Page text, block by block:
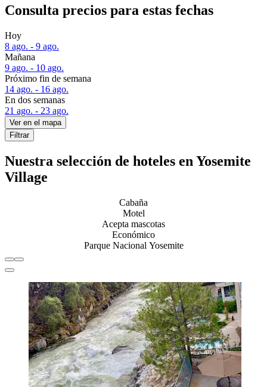
Consulta precios para estas fechas
Hoy
8 ago. - 9 ago.
Mañana
9 ago. - 10 ago.
Próximo fin de semana
14 ago. - 16 ago.
En dos semanas
21 ago. - 23 ago.
Ver en el mapa
Filtrar
Nuestra selección de hoteles en Yosemite
Village
Cabaña
Motel
Acepta mascotas
Económico
Parque Nacional Yosemite